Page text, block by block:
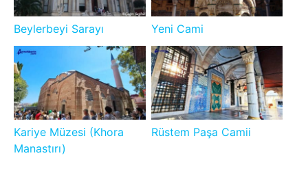
Beylerbeyi Sarayı Yeni Cami
Kariye Müzesi (Khora
Manastırı)
Rüstem Paşa Camii